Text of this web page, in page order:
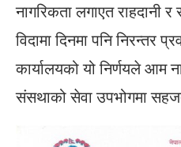
नागरिकता लगाएत राहदानी
विदामा दिनमा पनि निरन्तर
कार्यालयको यो निर्णयले आम
संसथाको सेवा उपभोगमा